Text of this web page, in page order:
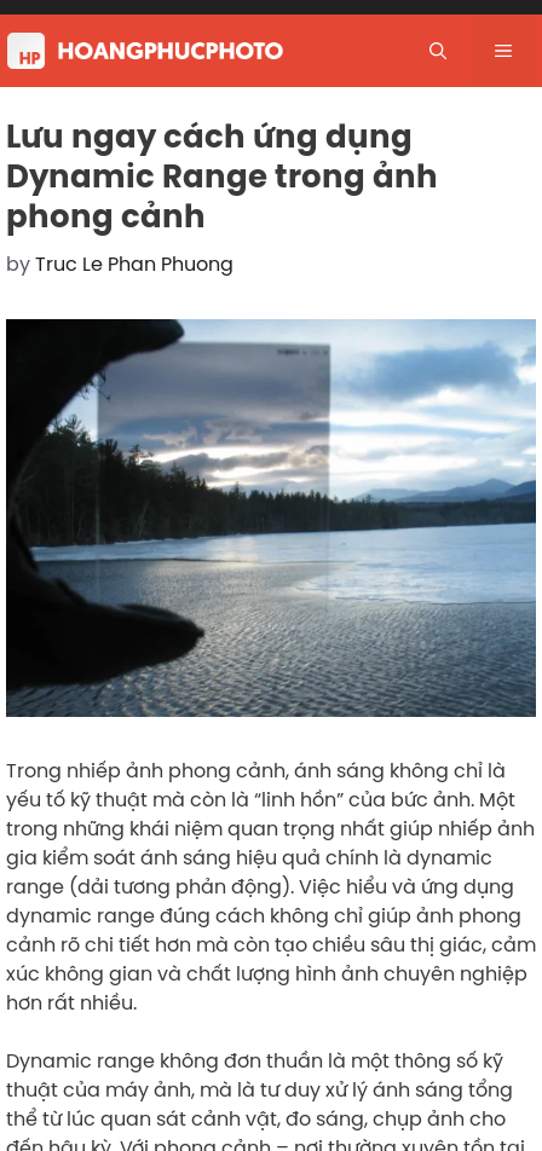
Skip
to
content
Lưu ngay cách ứng dụng
Dynamic Range trong ảnh
phong cảnh
byTruc Le Phan Phuong
Trong nhiếp ảnh phong cảnh, ánh sáng không chỉ là
yếu tố kỹ thuật mà còn là “linh hồn” của bức ảnh. Một
trong những khái niệm quan trọng nhất giúp nhiếp ảnh
gia kiểm soát ánh sáng hiệu quả chính là dynamic
range (dải tương phản động). Việc hiểu và ứng dụng
dynamic range đúng cách không chỉ giúp ảnh phong
cảnh rõ chi tiết hơn mà còn tạo chiều sâu thị giác, cảm
xúc không gian và chất lượng hình ảnh chuyên nghiệp
hơn rất nhiều.
Dynamic range không đơn thuần là một thông số kỹ
thuật của máy ảnh, mà là tư duy xử lý ánh sáng tổng
thể từ lúc quan sát cảnh vật, đo sáng, chụp ảnh cho